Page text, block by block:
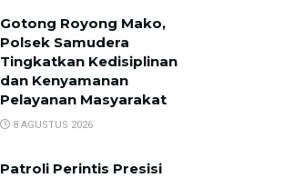
Gotong Royong Mako,
Polsek Samudera
Tingkatkan Kedisiplinan
dan Kenyamanan
Pelayanan Masyarakat
8 AGUSTUS 2026
Patroli Perintis Presisi